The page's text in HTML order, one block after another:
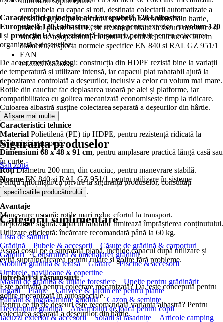
europubela cu capac si roti, destinata colectarii automatizate a
deseurilor, pentru colectarea selectiva a deseurilor din hartie,
material plastic HDPE, cu rezistanta inalta la socuri mecanice si
variatii de temperatura, cu filtru UV, roti de cauciuc de 20 cm
diametru, respecta normele specifice EN 840 si RAL GZ 951/1
EAN
6423997383088
Caracteristici principale ale Europubelă 120 l albastru
Europubelă 120 l albastrueste uncoșpentru exterior, cuvolum 120
l și protecție UV și rezistență la șocuri, potrivit pentru colectarea
organizată a deșeurilor.
De aceea merită să alegi: construcția din HDPE rezistă bine la variații
de temperatură și utilizare intensă, iar capacul plat rabatabil ajută la
depozitarea controlată a deșeurilor, inclusiv a celor cu volum mai mare.
Roțile din cauciuc fac deplasarea ușoară pe alei și platforme, iar
compatibilitatea cu golirea mecanizată economisește timp la ridicare.
Culoarea albastră susține colectarea separată a deșeurilor din hârtie.
Caracteristici tehnice
Material Polietilenă (PE) tip HDPE, pentru rezistență ridicată la
lovituri și intemperii.
Dimensiuni 68 x 48 x 91 cm, pentru amplasare practică lângă casă sau
în curte.
RoțiDiametru 200 mm, din cauciuc, pentru manevrare stabilă.
NormeEN 840 și RAL GZ 951/1, pentru utilizare în sisteme
standardizate de colectare.
Avantaje
Manevrare ușoară: roțile mari reduc efortul la transport.
Depozitare sigură: capacul rabatabil limitează împrăștierea conținutului.
Utilizare eficientă: încărcare recomandată până la 60 kg.
Așază coșul pe o suprafață plană, închide capacul după utilizare și
evită supraîncărcarea pentru rulare și golire fără probleme.
Întrebări și răspunsuri:
Este potrivită pentru colectare mecanizată? Da, este concepută pentru
golire mecanizată în autospeciale.
Pentru ce tip de deșeuri este recomandată varianta albastră? Pentru
colectarea separată a deșeurilor din hârtie.
Afișare mai multe
Siguranța produselor
Salt zonă
Pentru informații cu privire la siguranța produselor, consultați
specificațiile producătorului .
Categorii suplimentare
Lista de sărituri
Grădină
Pubele & accesorii
Căsuţe de grădină & carporturi
Garduri
Construirea & amenajarea grădinii
Mobilier grădină & terasă
Grătare
Piscine & accesorii
Umbrele, pavilioane & copertine
Mașini de grădină & utilaje forestiere
Unelte pentru grădinărit
Irigații
Plante
Ghivece & jardiniere pentru plante
Pământ & îngrășăminte grădină
Gazon & seminţe
Decoraţiuni grădină
Ansambluri de joacă pentru copii
Jacuzzi exterior & accesorii
Solarii și răsadnițe Articole camping